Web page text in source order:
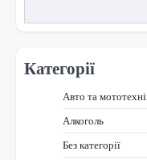
Категорії
Авто та
Алкоголь
Без категорії